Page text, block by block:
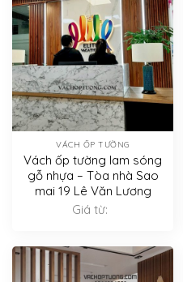
VÁCH ỐP TƯỜNG
Vách ốp tường lam sóng
gỗ nhựa – Tòa nhà Sao
mai 19 Lê Văn Lương
Giá từ: